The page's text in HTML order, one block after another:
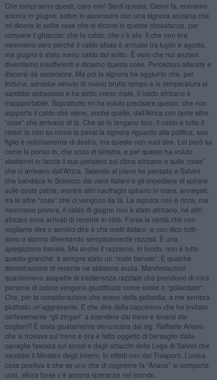
Che tempi sono questi, caro mio! Senti questa. Giorni fa, eravamo
ancora in giugno, salivo in ascensore con una signora anziana che
mi diceva le solite cose che si dicono in queste circostanze, per
rompere il ghiaccio: che fa caldo, che c’è afa. Il che non era
nemmeno vero perché il caldo afoso è arrivato tra luglio e agosto,
ma giugno è stato meno caldo del solito. È vero che noi anziani
diventiamo insofferenti e diciamo queste cose. Percezioni alterate e
discorsi da ascensore. Ma poi la signora ha aggiunto che, per
fortuna, sarebbe venuto di nuovo brutto tempo e la temperatura si
sarebbe abbassata e ha detto meno male, il caldo africano è
insopportabile. Soprattutto mi ha voluto precisare questo: che non
sopporta il caldo che viene, anche quello, dall’Africa con tante altre
“cose” che arrivano di là. Che se lo tengano loro, il caldo e tutto il
resto! Io non so come la pensi la signora riguardo alla politica, suo
figlio è notoriamente di destra, ma questo non vuol dire. Lei però sa
come la penso io, che sono di sinistra, e per questo ha voluto
sbattermi in faccia il suo pensiero sul clima africano e sulle “cose”
che ci arrivano dall’Africa. Salendo al piano ho pensato a Salvini
che bandisce lo Scirocco dai venti italiani e gli impedisce di spirare
sulle coste patrie, mentre altri naufraghi spirano in mare, annegati,
tra le altre “cose” che ci vengono da là. La signora non è ricca, ma
nemmeno povera, il caldo di giugno non è stato africano, né altri
africani sono arrivati di recente in città. Forse la verità che non
vogliamo dire o sentirci dire è che molti italiani -e non dico tutti-
sono o stanno diventando semplicemente razzisti. È una
spiegazione banale. Ma anche il razzismo, in fondo, non è tutto
questo granché: è sempre stato un “male banale”. E qualche
dimostrazione di recente ne abbiamo avuta. Manifestazioni
quantomeno sospette di intolleranza razziale che prendono di mira
persone di colore vengono giustificate come sviste o “goliardate”.
Che, per la considerazione che avevo della goliardia, a me sembra
piuttosto un’aggravante. E che dire della capotreno che ha invitato
cortesemente “gli zingari” a scendere dal treno e levarsi dai
coglioni? È stata giustamente denunciata dal sig. Raffaele Ariano
che si trovava sul treno e ora è fatto oggetto di bersaglio dalla
canaglia fascista sui social e dagli attacchi della Lega di Salvini che
sarebbe il Ministro degli Interni. In effetti non dei Trasporti. L’unica
cosa positiva è che se uno che di cognome fa “Ariano” si comporta
così, allora forse c’è ancora speranza nel mondo.